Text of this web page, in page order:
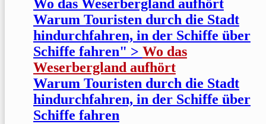
Wo das Weserbergland aufhört
Warum Touristen durch die Stadt
hindurchfahren, in der Schiffe über
Schiffe fahren" > Wo das
Weserbergland aufhört
Warum Touristen durch die Stadt
hindurchfahren, in der Schiffe über
Schiffe fahren